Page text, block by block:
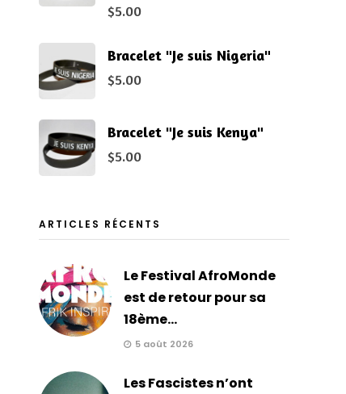
$5.00
Bracelet "Je suis Nigeria"
$5.00
Bracelet "Je suis Kenya"
$5.00
ARTICLES RÉCENTS
Le Festival AfroMonde
est de retour pour sa
18ème...
5 août 2026
Les Fascistes n’ont